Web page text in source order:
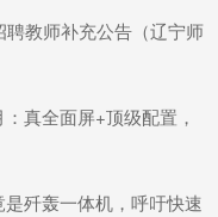
教师补充公告（辽宁师
真全面屏+顶级配置，
歼轰一体机，呼吁快速